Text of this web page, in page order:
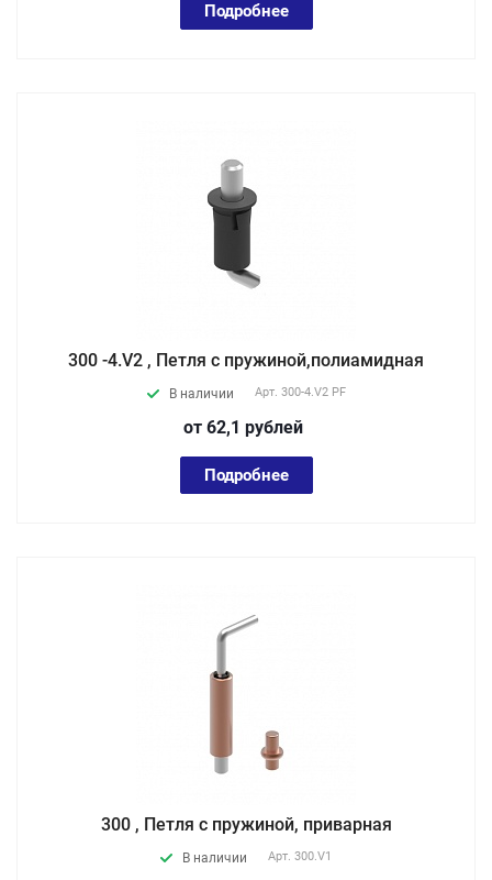
Подробнее
300 -4.V2 , Петля с пружиной,полиамидная
В наличии Арт. 300-4.V2 PF
от 62,1 рублей
Подробнее
300 , Петля с пружиной, приварная
В наличии Арт. 300.V1